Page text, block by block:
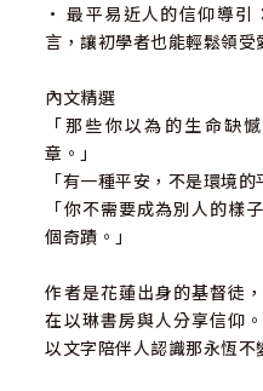
• 最平易近人的信仰導引
言，讓初學者也能輕鬆領受
內文精選
「那些你以為的生命缺
章。」
「有一種平安，不是環境
「你不需要成為別人的樣
個奇蹟。」
作者是花蓮出身的基督徒
在以琳書房與人分享信仰
以文字陪伴人認識那永恆不